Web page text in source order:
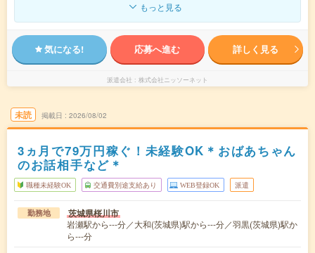
もっと見る
気になる! 応募へ進む 詳しく見る
派遣会社 株式会社ニッソーネット
未読 掲載日 2026/08/02
3ヵ月で79万円稼ぐ！未経験OK＊おばあちゃん
のお話相手など＊
職種未経験OK 交通費別途支給あり WEB登録OK 派遣
勤務地 茨城県桜川市
岩瀬駅から---分／大和(茨城県)駅から---分／羽黒(茨城県)駅か
ら---分